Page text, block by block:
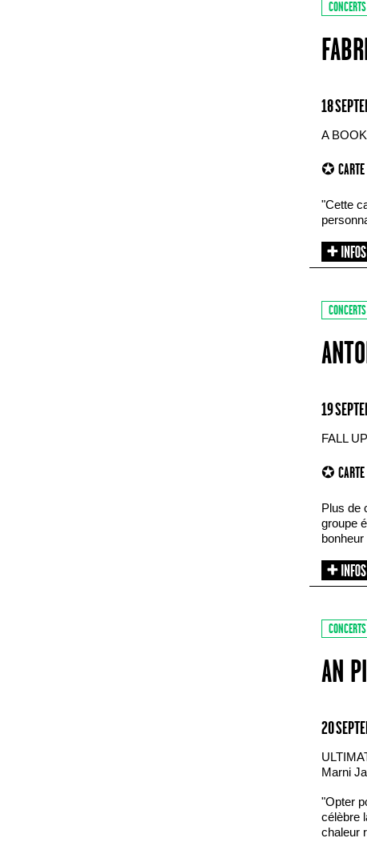
CONCERTS
18
A
✪ CARTE
"Cette
CONCERTS
19
FALL UP
✪ CARTE
Plus de
groupe
bonheur
CONCERTS
AN
20
Marni
"Opter
célèbre
chaleur